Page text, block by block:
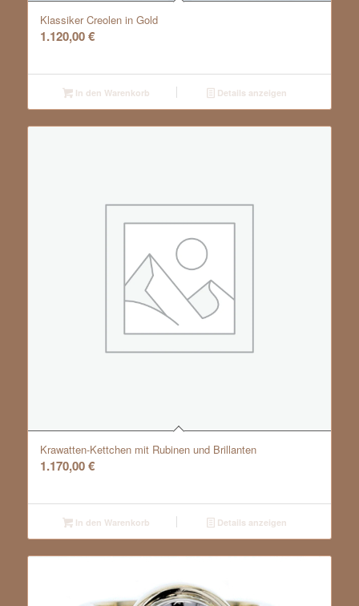
Klassiker Creolen in Gold
1.120,00€
In den Warenkorb Details anzeigen
Krawatten-Kettchen mit Rubinen und Brillanten
1.170,00€
In den Warenkorb Details anzeigen